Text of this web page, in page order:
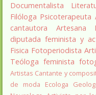
Documentalista
Filóloga Psicoterapeuta
cantautora
Artesana
diputada feminista y
Fisica Fotoperiodista
Teóloga feminista
Artistas Cantante y
de moda
Ecologa